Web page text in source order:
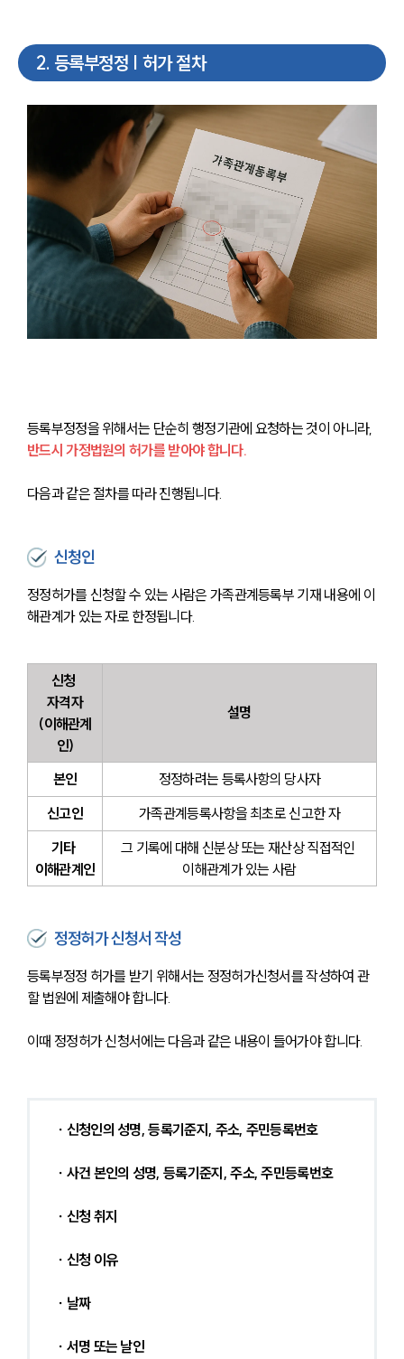
2. 등록부정정 | 허가 절차
등록부정정을 위해서는 단순히 행정기관에 요청하는 것이 아니라,
반드시 가정법원의 허가를 받아야 합니다.
다음과 같은 절차를 따라 진행됩니다.
신청인
정정허가를 신청할 수 있는 사람은 가족관계등록부 기재 내용에 이
해관계가 있는 자로 한정됩니다.
신청
자격자
(이해관계
인)
설명
본인
정정하려는 등록사항의 당사자
신고인
가족관계등록사항을 최초로 신고한 자
기타
이해관계인
그 기록에 대해 신분상 또는 재산상 직접적인
이해관계가 있는 사람
정정허가 신청서 작성
등록부정정 허가를 받기 위해서는 정정허가신청서를 작성하여 관
할 법원에 제출해야 합니다.
이때 정정허가 신청서에는 다음과 같은 내용이 들어가야 합니다.
∙ 신청인의 성명, 등록기준지, 주소, 주민등록번호
∙ 사건 본인의 성명, 등록기준지, 주소, 주민등록번호
∙ 신청 취지
∙ 신청 이유
∙ 날짜
∙ 서명 또는 날인